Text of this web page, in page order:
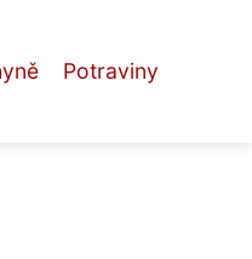
Potraviny